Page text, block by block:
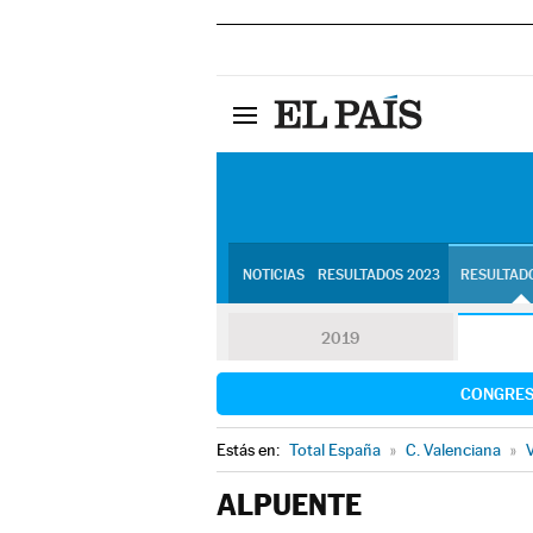
NOTICIAS RESULTADOS 2023
2019
Estás en: Total España » C. Valenciana »
ALPUENTE